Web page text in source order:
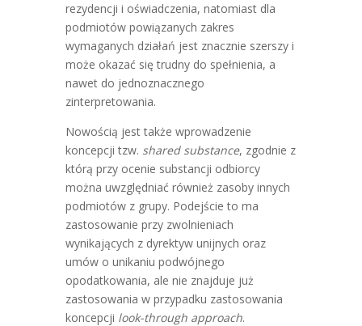
rezydencji i oświadczenia, natomiast dla
podmiotów powiązanych zakres
wymaganych działań jest znacznie szerszy i
może okazać się trudny do spełnienia, a
nawet do jednoznacznego
zinterpretowania.
Nowością jest także wprowadzenie
koncepcji tzw. shared substance, zgodnie z
którą przy ocenie substancji odbiorcy
można uwzględniać również zasoby innych
podmiotów z grupy. Podejście to ma
zastosowanie przy zwolnieniach
wynikających z dyrektyw unijnych oraz
umów o unikaniu podwójnego
opodatkowania, ale nie znajduje już
zastosowania w przypadku zastosowania
koncepcji look-through approach.